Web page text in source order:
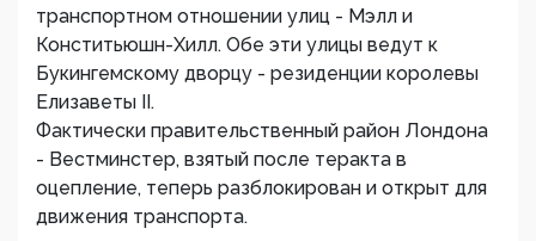
транспортном отношении улиц - Мэлл и
Конститьюшн-Хилл. Обе эти улицы ведут к
Букингемскому дворцу - резиденции королевы
Елизаветы II.
Фактически правительственный район Лондона
- Вестминстер, взятый после теракта в
оцепление, теперь разблокирован и открыт для
движения транспорта.